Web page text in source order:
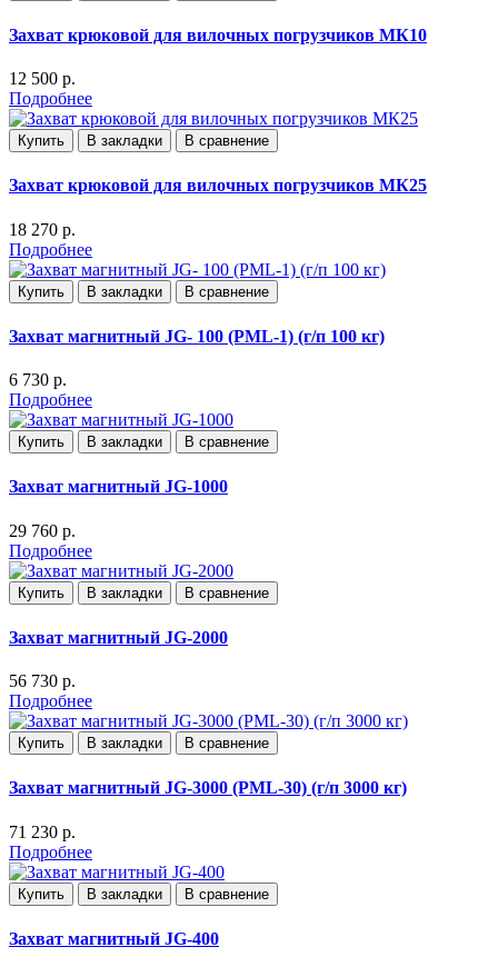
Захват крюковой для вилочных погрузчиков МК10
12 500 р.
Подробнее
Купить В закладки В сравнение
Захват крюковой для вилочных погрузчиков МК25
18 270 р.
Подробнее
Купить В закладки В сравнение
Захват магнитный JG- 100 (PML-1) (г/п 100 кг)
6 730 р.
Подробнее
Купить В закладки В сравнение
Захват магнитный JG-1000
29 760 р.
Подробнее
Купить В закладки В сравнение
Захват магнитный JG-2000
56 730 р.
Подробнее
Купить В закладки В сравнение
Захват магнитный JG-3000 (PML-30) (г/п 3000 кг)
71 230 р.
Подробнее
Купить В закладки В сравнение
Захват магнитный JG-400